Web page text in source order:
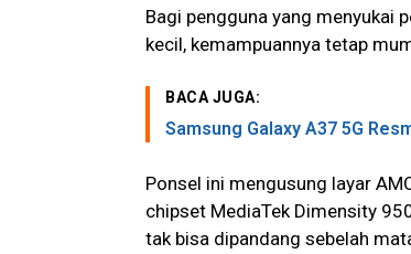
Bagi pengguna yang menyukai
kecil, kemampuannya tetap
BACA JUGA:
Samsung Galaxy A37 5G
Ponsel ini mengusung layar
chipset MediaTek Dimensity
tak bisa dipandang sebelah